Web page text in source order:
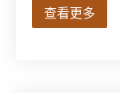
查看更多